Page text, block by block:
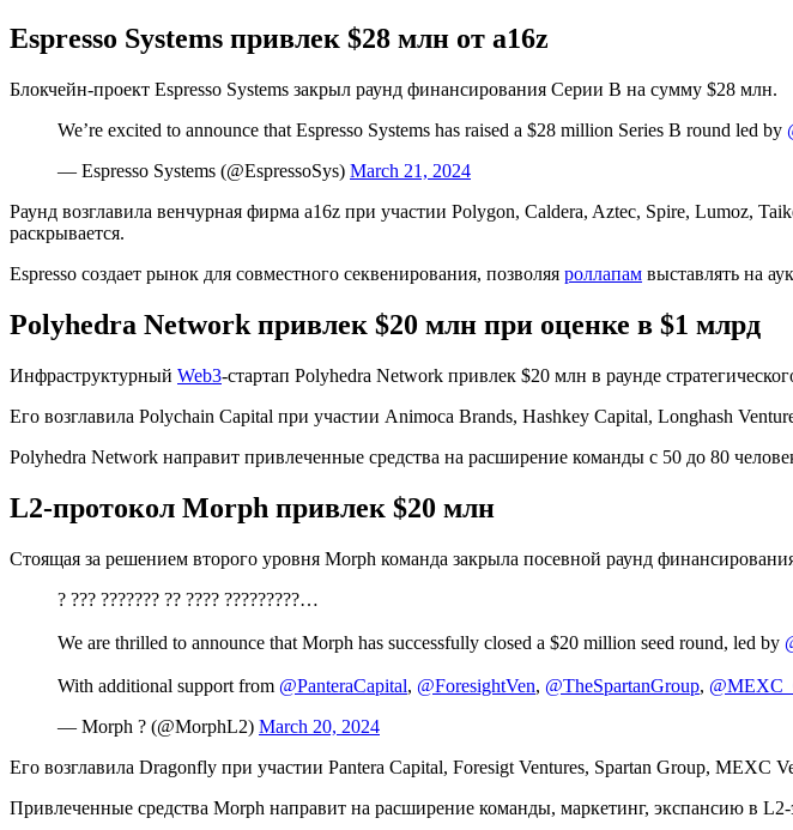
Espresso Systems привлек $28 млн от a16z
Блокчейн-проект Espresso Systems закрыл раунд финансирования Серии В на сумму $28 млн.
We’re excited to announce that Espresso Systems has raised a $28 million Series B round led by
— Espresso Systems (@EspressoSys) March 21, 2024
Раунд возглавила венчурная фирма a16z при участии Polygon, Caldera, Aztec, Spire, Lumoz,
раскрывается.
Espresso создает рынок для совместного секвенирования, позволяя роллапам выставлять на
Polyhedra Network привлек $20 млн при оценке в $1 млрд
Инфраструктурный Web3-стартап Polyhedra Network привлек $20 млн в раунде
Его возглавила Polychain Capital при участии Animoca Brands, Hashkey Capital, Longhash
Polyhedra Network направит привлеченные средства на расширение команды с 50 до 80
L2-протокол Morph привлек $20 млн
Стоящая за решением второго уровня Morph команда закрыла посевной раунд
? ??? ??????? ?? ???? ?????????…
We are thrilled to announce that Morph has successfully closed a $20 million seed round, led by
With additional support from @PanteraCapital, @ForesightVen, @TheSpartanGroup,
— Morph ? (@MorphL2) March 20, 2024
Его возглавила Dragonfly при участии Pantera Capital, Foresigt Ventures, Spartan Group, MEXC
Привлеченные средства Morph направит на расширение команды, маркетинг, экспансию в